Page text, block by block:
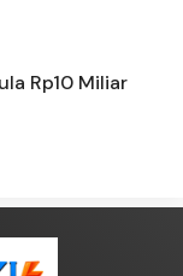
Rp10 Miliar